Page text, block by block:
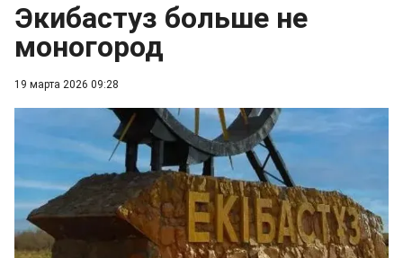
19 марта 2026 09:28
Экибастуз больше не
моногород